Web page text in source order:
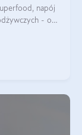
napój
- o